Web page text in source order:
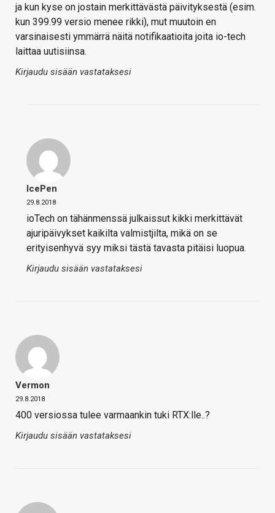
ja kun kyse on jostain merkittävästä päivityksestä (esim.
kun 399.99 versio menee rikki), mut muutoin en
varsinaisesti ymmärrä näitä notifikaatioita joita io-tech
laittaa uutisiinsa.
Kirjaudu sisään vastataksesi
IcePen
29.8.2018
ioTech on tähänmenssä julkaissut kikki merkittävät
ajuripäivykset kaikilta valmistjilta, mikä on se
erityisenhyvä syy miksi tästä tavasta pitäisi luopua.
Kirjaudu sisään vastataksesi
Vermon
29.8.2018
400 versiossa tulee varmaankin tuki RTX:lle..?
Kirjaudu sisään vastataksesi